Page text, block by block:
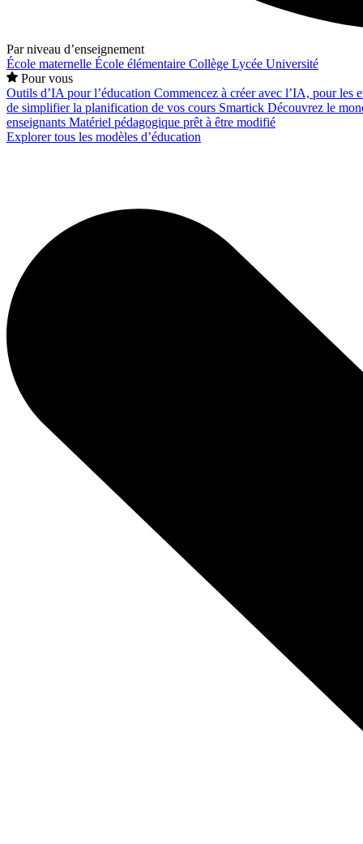
Par niveau d’enseignement
École maternelle École élémentaire Collège Lycée Université
Pour vous
Outils d’IA pour l’éducation Commencez à créer avec l’IA, pour les
de simplifier la planification de vos cours Smartick Découvrez le
enseignants Matériel pédagogique prêt à être modifié
Explorer tous les modèles d’éducation